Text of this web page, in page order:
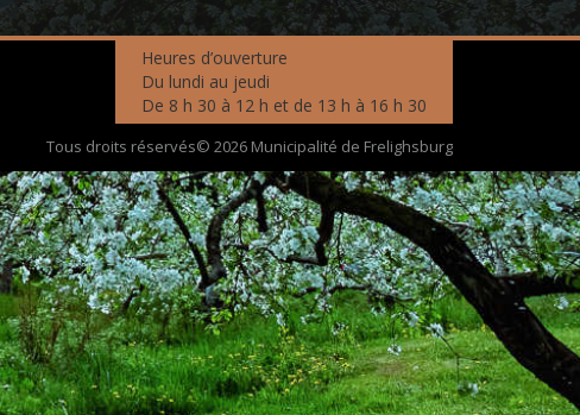
Heures d’ouverture
Du lundi au jeudi
De 8 h 30 à 12 h et de 13 h à 16 h 30
Tous droits réservés© 2026 Municipalité de Frelighsburg